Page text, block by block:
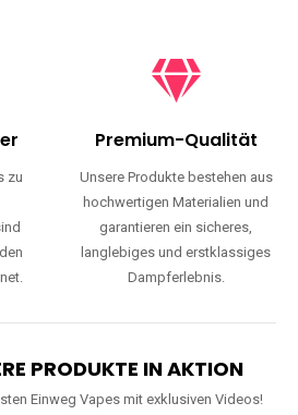
zu
Premium-Qualität
Unsere Produkte bestehen aus
hochwertigen Materialien und
garantieren ein sicheres,
langlebiges und erstklassiges
Dampferlebnis.
PRODUKTE IN AKTION
Einweg Vapes mit exklusiven Videos!